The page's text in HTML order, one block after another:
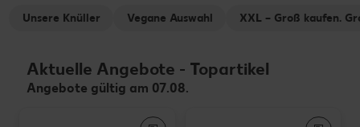
Unsere Knüller Vegane Auswahl XXL – Groß kaufen.
Aktuelle Angebote - Topartikel
Angebote gültig am 07.08.